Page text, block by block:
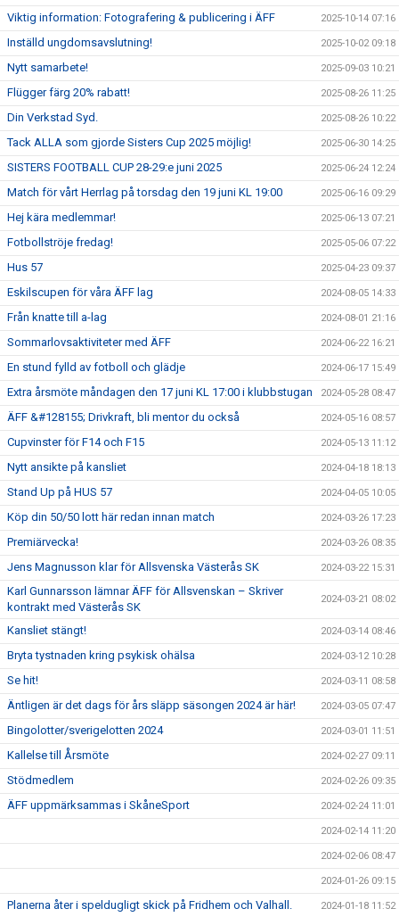
Viktig information: Fotografering & publicering i ÄFF 2025-10-14 07:16
Inställd ungdomsavslutning! 2025-10-02 09:18
Nytt samarbete! 2025-09-03 10:21
Flügger färg 20% rabatt! 2025-08-26 11:25
Din Verkstad Syd. 2025-08-26 10:22
Tack ALLA som gjorde Sisters Cup 2025 möjlig! 2025-06-30 14:25
SISTERS FOOTBALL CUP 28-29:e juni 2025 2025-06-24 12:24
Match för vårt Herrlag på torsdag den 19 juni KL 19:00 2025-06-16 09:29
Hej kära medlemmar! 2025-06-13 07:21
Fotbollströje fredag! 2025-05-06 07:22
Hus 57 2025-04-23 09:37
Eskilscupen för våra ÄFF lag 2024-08-05 14:33
Från knatte till a-lag 2024-08-01 21:16
Sommarlovsaktiviteter med ÄFF 2024-06-22 16:21
En stund fylld av fotboll och glädje 2024-06-17 15:49
Extra årsmöte måndagen den 17 juni KL 17:00 i klubbstugan 2024-05-28 08:47
ÄFF &#128155; Drivkraft, bli mentor du också 2024-05-16 08:57
Cupvinster för F14 och F15 2024-05-13 11:12
Nytt ansikte på kansliet 2024-04-18 18:13
Stand Up på HUS 57 2024-04-05 10:05
Köp din 50/50 lott här redan innan match 2024-03-26 17:23
Premiärvecka! 2024-03-26 08:35
Jens Magnusson klar för Allsvenska Västerås SK 2024-03-22 15:31
Karl Gunnarsson lämnar ÄFF för Allsvenskan – Skriver
kontrakt med Västerås SK
2024-03-21 08:02
Kansliet stängt! 2024-03-14 08:46
Bryta tystnaden kring psykisk ohälsa 2024-03-12 10:28
Se hit! 2024-03-11 08:58
Äntligen är det dags för års släpp säsongen 2024 är här! 2024-03-05 07:47
Bingolotter/sverigelotten 2024 2024-03-01 11:51
Kallelse till Årsmöte 2024-02-27 09:11
Stödmedlem 2024-02-26 09:35
ÄFF uppmärksammas i SkåneSport 2024-02-24 11:01
2024-02-14 11:20
2024-02-06 08:47
2024-01-26 09:15
Planerna åter i speldugligt skick på Fridhem och Valhall. 2024-01-18 11:52